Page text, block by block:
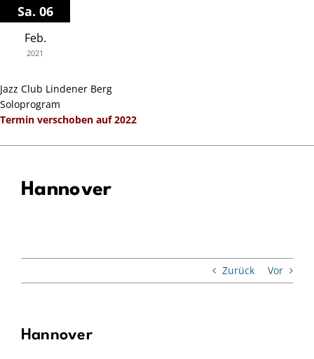
Zum
Inhalt
springen
Sa. 06
Feb.
2021
Jazz Club Lindener Berg
Soloprogram
Termin verschoben auf 2022
Hannover
Zurück Vor
Hannover